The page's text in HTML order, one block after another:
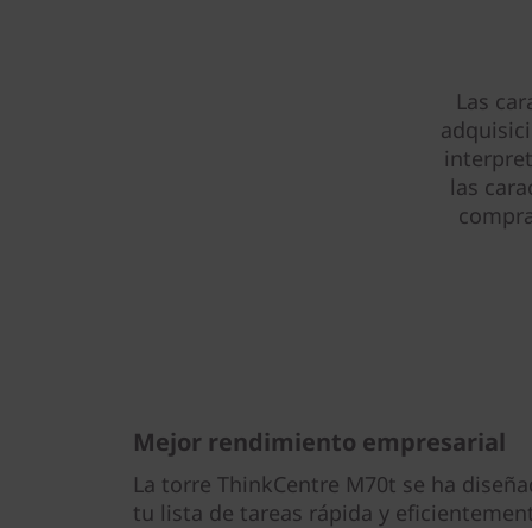
Las
las
Mejor rendimiento empresarial
La torre ThinkCentre M70t se ha
tu lista de tareas rápida y